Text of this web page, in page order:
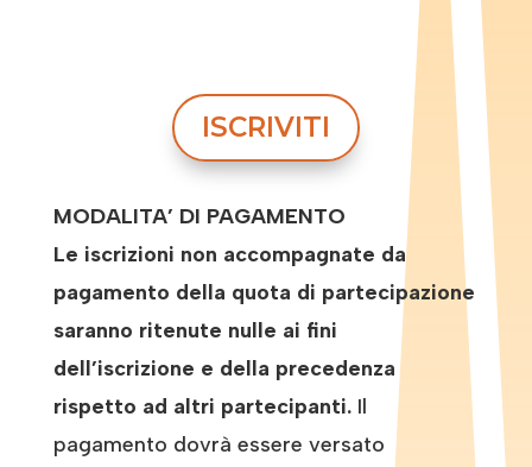
ISCRIVITI
MODALITA’ DI PAGAMENTO
Le iscrizioni non accompagnate da
pagamento della quota di partecipazione
saranno ritenute nulle ai fini
dell’iscrizione e della precedenza
rispetto ad altri partecipanti. Il
pagamento dovrà essere versato